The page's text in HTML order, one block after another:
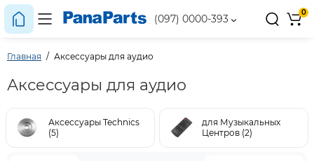
(097) 0000-393
0
Главная Аксессуары для аудио
Аксессуары для аудио
Аксессуары Technics
(5)
для Музыкальных
Центров (2)